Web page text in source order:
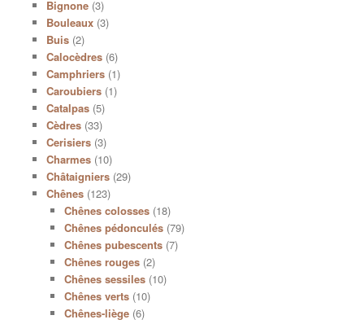
Bignone(3)
Bouleaux(3)
Buis(2)
Calocèdres(6)
Camphriers(1)
Caroubiers(1)
Catalpas(5)
Cèdres(33)
Cerisiers(3)
Charmes(10)
Châtaigniers(29)
Chênes(123)
Chênes colosses (18)
Chênes pédonculés (79)
Chênes pubescents (7)
Chênes rouges (2)
Chênes sessiles (10)
Chênes verts (10)
Chênes-liège (6)